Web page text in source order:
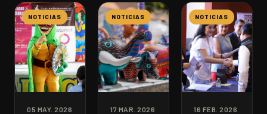
NOTICIAS
05 MAY. 2026
NOTICIAS
17 MAR. 2026
NOTICIAS
16 FEB. 2026